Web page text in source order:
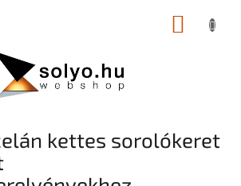
KOSÁR
kettes sorolókeret